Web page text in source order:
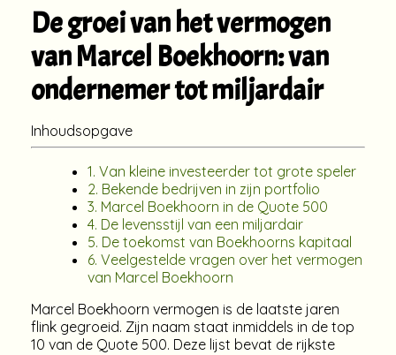
De groei van het vermogen
van Marcel Boekhoorn: van
ondernemer tot miljardair
Inhoudsopgave
1. Van kleine investeerder tot grote speler
2. Bekende bedrijven in zijn portfolio
3. Marcel Boekhoorn in de Quote 500
4. De levensstijl van een miljardair
5. De toekomst van Boekhoorns kapitaal
6. Veelgestelde vragen over het vermogen
van Marcel Boekhoorn
Marcel Boekhoorn vermogen is de laatste jaren
flink gegroeid. Zijn naam staat inmiddels in de top
10 van de Quote 500. Deze lijst bevat de rijkste